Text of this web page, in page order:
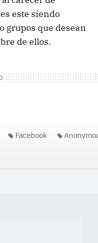
este siendo
grupos que desean
de ellos.
Facebook